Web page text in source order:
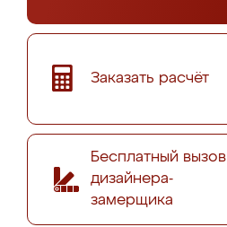
Заказать расчёт
Бесплатный вызов
дизайнера-
замерщика